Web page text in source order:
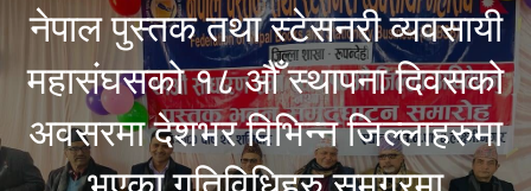
नेपाल पुस्तक तथा स्टेसनरी व्यवसायी
महासंघसको १८ औँ स्थापना दिवसको
अवसरमा देशभर विभिन्न जिल्लाहरुमा